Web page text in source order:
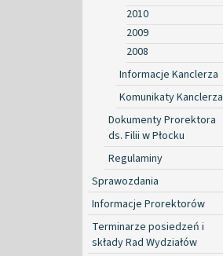
2010
2009
2008
Informacje Kanclerza
Komunikaty Kanclerza
Dokumenty Prorektora
ds. Filii w Płocku
Regulaminy
Sprawozdania
Informacje Prorektorów
Terminarze posiedzeń i
składy Rad Wydziałów